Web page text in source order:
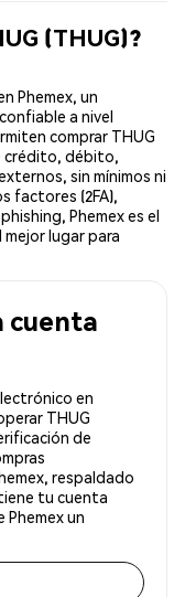
(THUG)?
Phemex, un
a nivel
comprar THUG
crédito, débito,
sin mínimos ni
factores (2FA),
Phemex es el
mejor lugar para
cuenta
en
THUG
de
respaldado
tu cuenta
un